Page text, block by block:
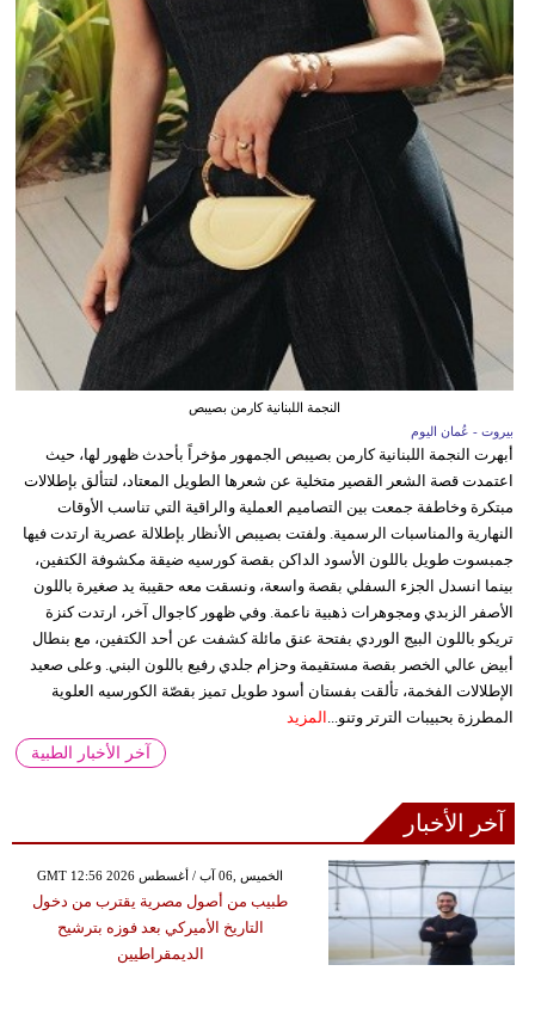
النجمة اللبنانية كارمن بصيبص
بيروت - عُمان اليوم
أبهرت النجمة اللبنانية كارمن بصيبص الجمهور مؤخراً بأحدث ظهور لها، حيث
اعتمدت قصة الشعر القصير متخلية عن شعرها الطويل المعتاد، لتتألق بإطلالات
مبتكرة وخاطفة جمعت بين التصاميم العملية والراقية التي تناسب الأوقات
النهارية والمناسبات الرسمية. ولفتت بصيبص الأنظار بإطلالة عصرية ارتدت فيها
جمبسوت طويل باللون الأسود الداكن بقصة كورسيه ضيقة مكشوفة الكتفين،
بينما انسدل الجزء السفلي بقصة واسعة، ونسقت معه حقيبة يد صغيرة باللون
الأصفر الزبدي ومجوهرات ذهبية ناعمة. وفي ظهور كاجوال آخر، ارتدت كنزة
تريكو باللون البيج الوردي بفتحة عنق مائلة كشفت عن أحد الكتفين، مع بنطال
أبيض عالي الخصر بقصة مستقيمة وحزام جلدي رفيع باللون البني. وعلى صعيد
الإطلالات الفخمة، تألقت بفستان أسود طويل تميز بقصّة الكورسيه العلوية
المطرزة بحبيبات الترتر وتنو... المزيد
آخر الأخبار الطبية
آخر الأخبار
GMT 12:56 2026 الخميس ,06 آب / أغسطس
طبيب من أصول مصرية يقترب من دخول
التاريخ الأميركي بعد فوزه بترشيح
الديمقراطيين